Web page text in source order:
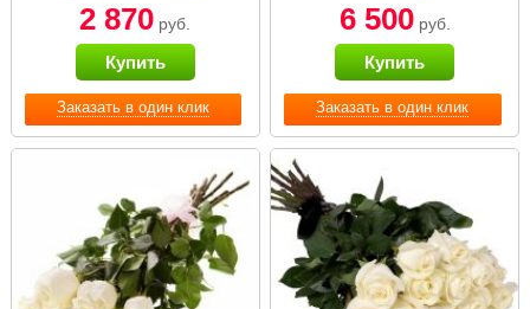
Заказать в один клик
2 870 руб.
Купить
Заказать в один клик
6 500руб.
Купить